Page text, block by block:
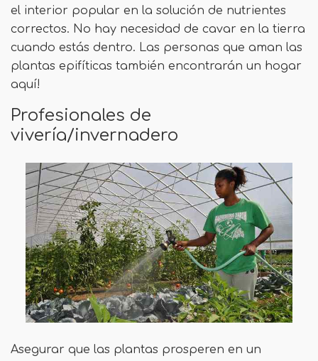
el interior popular en la solución de nutrientes
correctos. No hay necesidad de cavar en la tierra
cuando estás dentro. Las personas que aman las
plantas epifíticas también encontrarán un hogar
aquí!
Profesionales de
vivería/invernadero
Asegurar que las plantas prosperen en un